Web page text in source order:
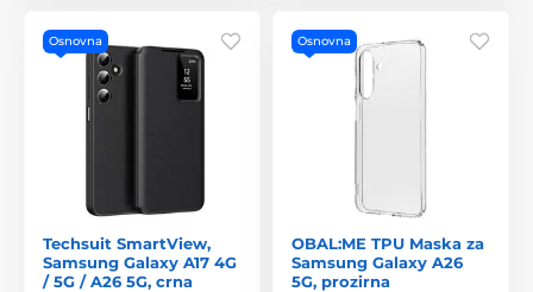
Osnovna
Techsuit SmartView,
Samsung Galaxy A17 4G
/ 5G / A26 5G, crna
Osnovna
OBAL:ME TPU Maska za
Samsung Galaxy A26
5G, prozirna